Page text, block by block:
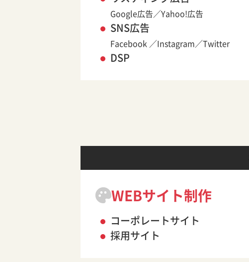
Google広告／Yahoo!広告
SNS広告
Facebook ／Instagram／Twitter
DSP
WEBサイト制作
コーポレートサイト
採用サイト